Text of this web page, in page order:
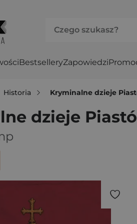
BestselleryZapowiedzi
Historia Kryminalne dzieje
dzieje